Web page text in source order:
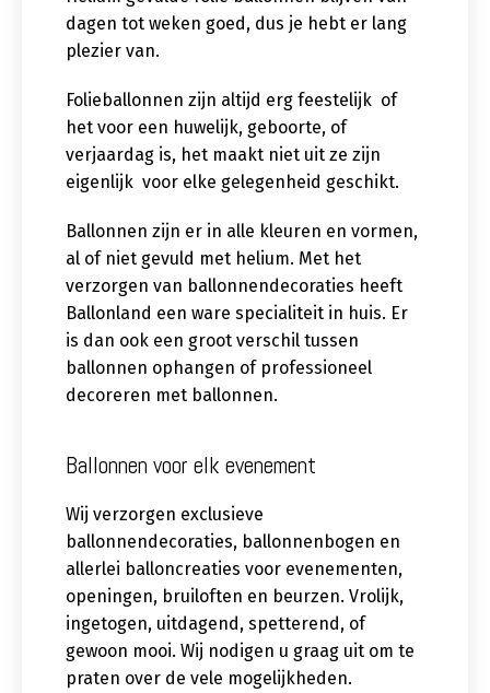
dagen tot weken goed, dus je hebt er lang
plezier van.
Folieballonnen zijn altijd erg feestelijk of
het voor een huwelijk, geboorte, of
verjaardag is, het maakt niet uit ze zijn
eigenlijk voor elke gelegenheid geschikt.
Ballonnen zijn er in alle kleuren en vormen,
al of niet gevuld met helium. Met het
verzorgen van ballonnendecoraties heeft
Ballonland een ware specialiteit in huis. Er
is dan ook een groot verschil tussen
ballonnen ophangen of professioneel
decoreren met ballonnen.
Ballonnen voor elk evenement
Wij verzorgen exclusieve
ballonnendecoraties, ballonnenbogen en
allerlei balloncreaties voor evenementen,
openingen, bruiloften en beurzen. Vrolijk,
ingetogen, uitdagend, spetterend, of
gewoon mooi. Wij nodigen u graag uit om te
praten over de vele mogelijkheden.